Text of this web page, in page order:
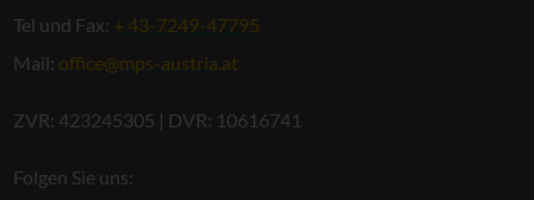
Tel und Fax: + 43-7249-47795
Mail: office@mps-austria.at
ZVR: 423245305 | DVR: 10616741
Folgen Sie uns: